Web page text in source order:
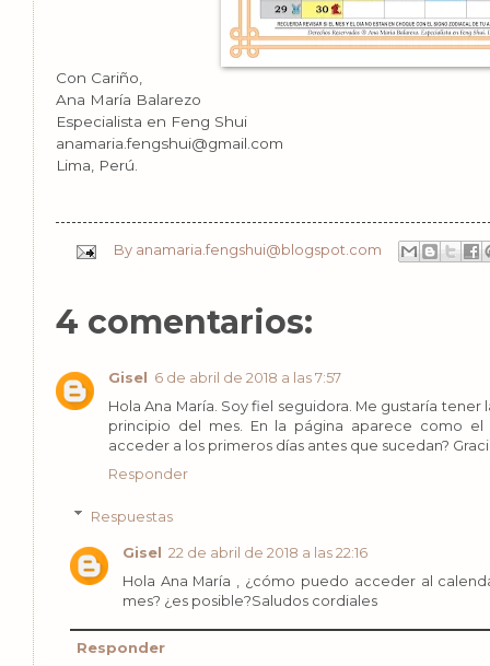
Con Cariño,
Ana María Balarezo
Especialista en Feng Shui
anamaria.fengshui@gmail.com
Lima, Perú.
By anamaria.fengshui@blogspot.com
4 comentarios:
Gisel
6 de abril de 2018 a las 7:57
Hola Ana María. Soy fiel seguidora. Me gustaría
principio del mes. En la página aparece como
acceder a los primeros días antes que sucedan?
Responder
Respuestas
Gisel
22 de abril de 2018 a las 22:16
Hola Ana María , ¿cómo puedo acceder al
mes? ¿es posible?Saludos cordiales
Responder